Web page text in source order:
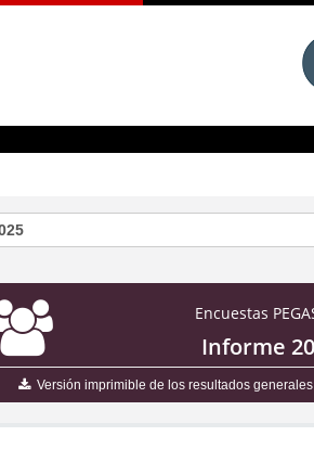
Encuestas
Informe
Versión imprimible de los resultados generales